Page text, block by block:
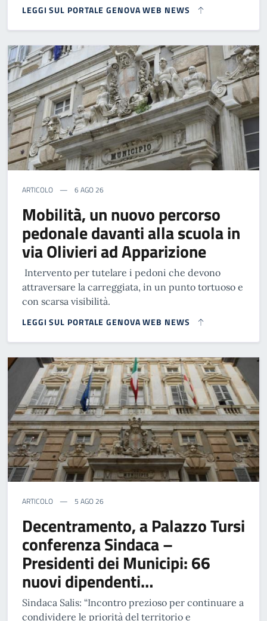
LEGGI SUL PORTALE GENOVA WEB NEWS
ARTICOLO 6 AGO 26
Mobilità, un nuovo percorso
pedonale davanti alla scuola in
via Olivieri ad Apparizione
Intervento per tutelare i pedoni che devono
attraversare la carreggiata, in un punto tortuoso e
con scarsa visibilità.
LEGGI SUL PORTALE GENOVA WEB NEWS
ARTICOLO 5 AGO 26
Decentramento, a Palazzo Tursi
conferenza Sindaca –
Presidenti dei Municipi: 66
nuovi dipendenti…
Sindaca Salis: “Incontro prezioso per continuare a
condividere le priorità del territorio e